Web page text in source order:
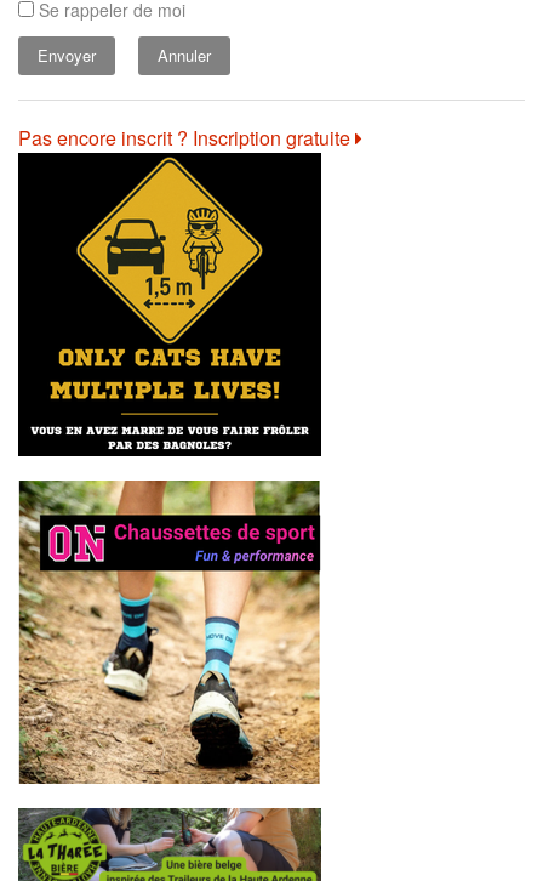
Se rappeler de moi
Annuler
Pas encore inscrit ? Inscription gratuite